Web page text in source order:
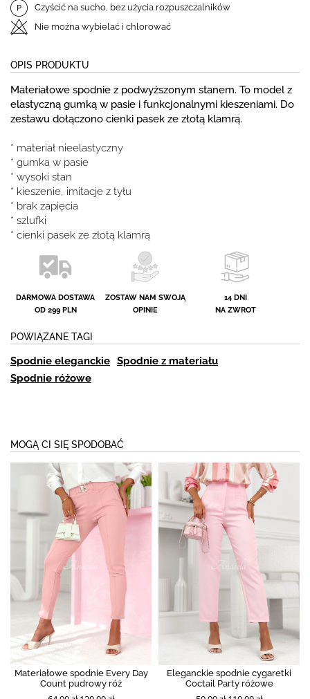
Czyścić na sucho, bez użycia rozpuszczalników
Nie można wybielać i chlorować
OPIS PRODUKTU
Materiałowe spodnie z podwyższonym stanem. To model z
elastyczną gumką w pasie i funkcjonalnymi kieszeniami. Do
zestawu dołączono cienki pasek ze złotą klamrą.
* materiał nieelastyczny
* gumka w pasie
* wysoki stan
* kieszenie, imitacje z tyłu
* brak zapięcia
* szlufki
* cienki pasek ze złotą klamrą
DARMOWA DOSTAWA
OD 299 PLN
ZOSTAW NAM SWOJĄ
OPINIE
14 DNI
NA ZWROT
POWIĄZANE TAGI
Spodnie eleganckie Spodnie z materiału
Spodnie różowe
MOGĄ CI SIĘ SPODOBAĆ
Materiałowe spodnie Every Day
Count pudrowy róż
Eleganckie spodnie cygaretki
Coctail Party różowe